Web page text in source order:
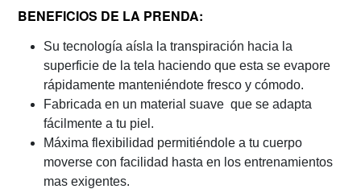
BENEFICIOS DE LA PRENDA:
Su tecnología aísla la transpiración hacia la
superficie de la tela haciendo que esta se evapore
rápidamente manteniéndote fresco y cómodo.
Fabricada en un material suave que se adapta
fácilmente a tu piel.
Máxima flexibilidad permitiéndole a tu cuerpo
moverse con facilidad hasta en los entrenamientos
mas exigentes.